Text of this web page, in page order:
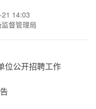
14:03
督管理局
位公开招聘工作